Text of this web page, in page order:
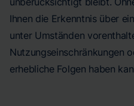
Ihnen die Erkenntnis über
unter Umständen
Nutzungseinschränkungen
erhebliche Folgen haben